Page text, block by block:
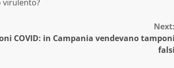
virulento?
Next:
COVID: in Campania vendevano tamponi
falsi